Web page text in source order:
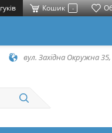
Кошик -
вул. Західна Окружна